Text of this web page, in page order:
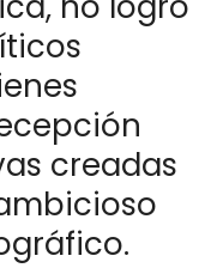
creadas